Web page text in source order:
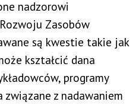
nadzorowi
Zasobów
są kwestie takie jak
kształcić dana
programy
z nadawaniem